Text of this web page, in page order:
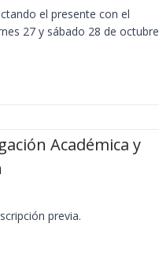
el presente con el
27 y sábado 28 de octubre
Académica y
previa.